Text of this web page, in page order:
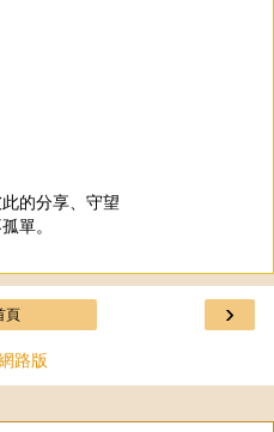
的分享、守望
單。
›
頁
路版